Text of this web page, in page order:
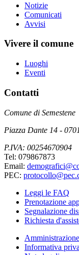
Notizie
Comunicati
Avvisi
Vivere il comune
Luoghi
Eventi
Contatti
Comune di Semestene
Piazza Dante 14 -
P.IVA: 00254670904
Tel: 079867873
Email:
PEC:
Leggi le FAQ
Prenotazione
Segnalazione
Richiesta
Informativa